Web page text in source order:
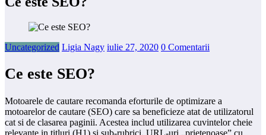
Uncategorized Ligia Nagy iulie 27, 2020 0 Comentarii
Ce este SEO?
Motoarele de cautare recomanda eforturile de optimizare a
motoarelor de cautare (SEO) care sa beneficieze atat de utilizatorul
cat si de clasarea paginii. Acestea includ utilizarea cuvintelor cheie
relevante in titluri (H1) si sub-rubrici, URL-uri „prietenoase” cu